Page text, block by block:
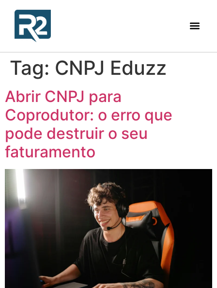
Tag: CNPJ Eduzz
Abrir CNPJ para
Coprodutor: o erro que
pode destruir o seu
faturamento